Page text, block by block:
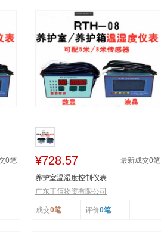
0笔 ¥728.57 最新成交0笔
养护室温湿度控制仪表
广东正佰物资有限公司
成交0笔 评价0笔